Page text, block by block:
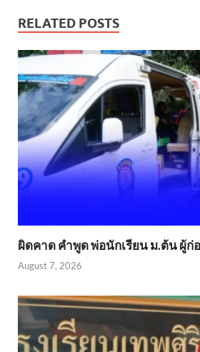
RELATED POSTS
ผิดคาด คำพูด พ่อนักเรียน ม.ต้น ผู้ก่
August 7, 2026